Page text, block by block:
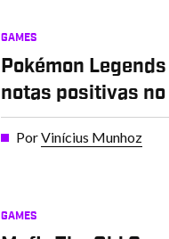
GAMES
Pokémon
notas positivas
PorVinícius Munhoz
GAMES